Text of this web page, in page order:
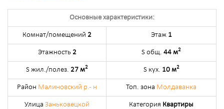
Основные характеристики:
Комнат/помещений 2 Этаж 1
Этажность 2 S общ. 44 м2
S жил./полез. 27 м2 S кух. 10 м2
Район Малиновский р.- н Топ. зона Молдаванка
Улица Заньковецкой Категория Квартиры